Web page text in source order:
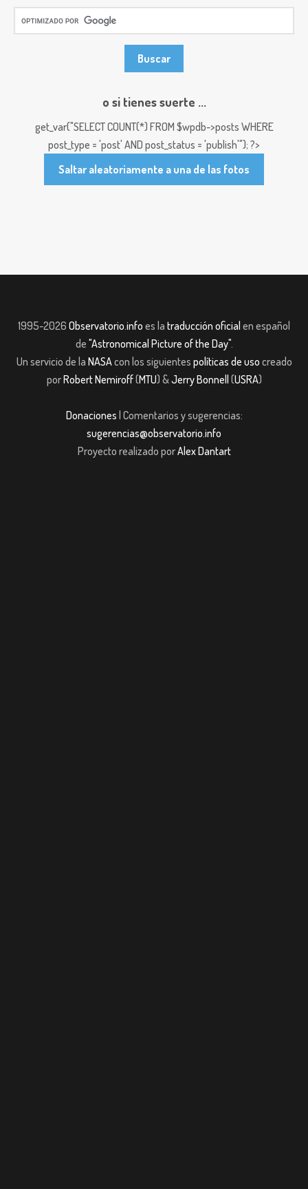
o si tienes suerte ...
get_var("SELECT COUNT(*) FROM $wpdb->posts WHERE
post_type = 'post' AND post_status = 'publish'"); ?>
Saltar aleatoriamente a una de las fotos
1995-2026 Observatorio.info es la traducción oficial en español
de "Astronomical Picture of the Day".
Un servicio de la NASAcon los siguientes políticas de uso creado
porRobert Nemiroff(MTU) &Jerry Bonnell (USRA)
Donaciones | Comentarios y sugerencias:
sugerencias@observatorio.info
Proyecto realizado porAlex Dantart